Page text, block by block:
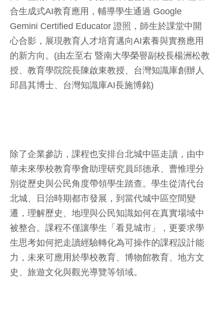
合生成式AI教育應用，輔導學生通過 Google
Gemini Certified Educator 證照，師生於課堂中開
心合影，展現教育人才培育邁向AI素養與實務應用
的新方向。(由左至右 暨南大學榮譽副校長楊洲松教
授、教育學院院長陳啟東教授、台灣知識庫創辦人
邱昌其博士、台灣知識庫AI長施博銘)
除了企業參訪，課程也安排台北城中區走讀，由中
華未來學校教育學會助理研究員邱德承、曹惟理分
別從歷史與公民角度帶領學生踏查。學生從清代台
北城、日治時期都市發展，到當代城中區空間變
遷，理解歷史、地理與公民知識如何在真實場域中
被整合。課程不僅讓學生「看見城市」，更要求學
生思考如何把走讀經驗轉化為可操作的課程設計能
力，未來可應用於學校教育、博物館教育、地方文
史、旅遊文化與觀光導覽等領域。